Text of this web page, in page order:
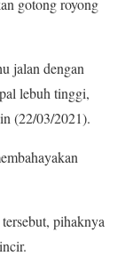
gotong royong
jalan dengan
lebuh tinggi,
(22/03/2021).
pihaknya